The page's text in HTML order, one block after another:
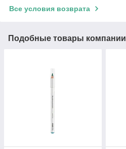
Все условия возврата
Подобные товары компании